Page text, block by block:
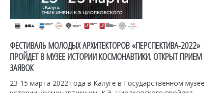
ФЕСТИВАЛЬ МОЛОДЫХ АРХИТЕКТОРОВ «ПЕРСПЕКТИВА-2022»
ПРОЙДЕТ В МУЗЕЕ ИСТОРИИ КОСМОНАВТИКИ. ОТКРЫТ ПРИЕМ
ЗАЯВОК
23-15 марта 2022 года в Калуге в Государственном музее